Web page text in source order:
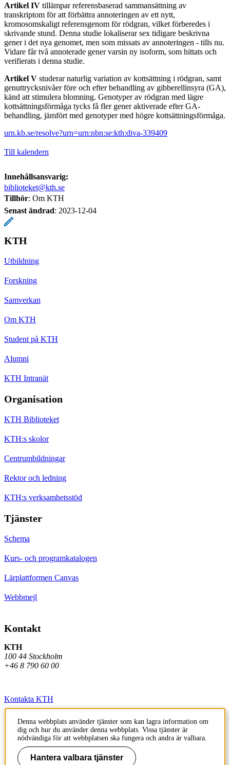
Artikel IV tillämpar referensbaserad sammansättning av
transkriptom för att förbättra annoteringen av ett nytt,
kromosomskaligt referensgenom för rödgran, vilket förberedes i
skrivande stund. Denna studie lokaliserar sex tidigare beskrivna
gener i det nya genomet, men som missats av annoteringen - tills nu.
Vidare får två annoterade gener varsin ny isoform, som hittats och
verifierats i denna studie.
Artikel V studerar naturlig variation av kottsättning i rödgran, samt
genuttrycksnivåer före och efter behandling av gibberellinsyra (GA),
känd att stimulera blomning. Genotyper av rödgran med lägre
kottsättningsförmåga tycks få fler gener aktiverade efter GA-
behandling, jämfört med genotyper med högre kottsättningsförmåga.
urn.kb.se/resolve?urn=urn:nbn:se:kth:diva-339409
Till kalendern
Innehållsansvarig:
biblioteket@kth.se
Tillhör: Om KTH
Senast ändrad: 2023-12-04
KTH
Utbildning
Forskning
Samverkan
Om KTH
Student på KTH
Alumni
KTH Intranät
Organisation
KTH Biblioteket
KTH:s skolor
Centrumbildningar
Rektor och ledning
KTH:s verksamhetsstöd
Tjänster
Schema
Kurs- och programkatalogen
Lärplattformen Canvas
Webbmejl
Kontakt
KTH
100 44 Stockholm
+46 8 790 60 00
Kontakta KTH
Jobba på KTH
Press och media
Faktura och betalning KTH
Denna webbplats använder tjänster som kan lagra information om
dig och hur du använder denna webbplats. Vissa tjänster är
nödvändiga för att webbplatsen ska fungera och andra är valbara.
Hantera valbara tjänster